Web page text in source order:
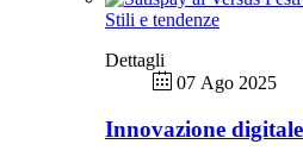
Stili e tendenze
Dettagli
07 Ago 2025
Innovazione